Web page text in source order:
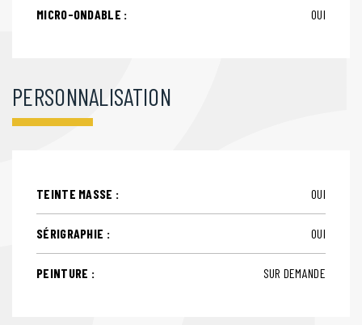
MICRO-ONDABLE : OUI
PERSONNALISATION
TEINTE MASSE : OUI
SÉRIGRAPHIE : OUI
PEINTURE : SUR DEMANDE